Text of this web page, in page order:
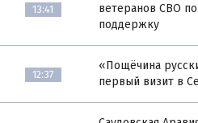
13:41
ветеранов СВО
поддержку
12:37
«Пощёчина
первый визит в